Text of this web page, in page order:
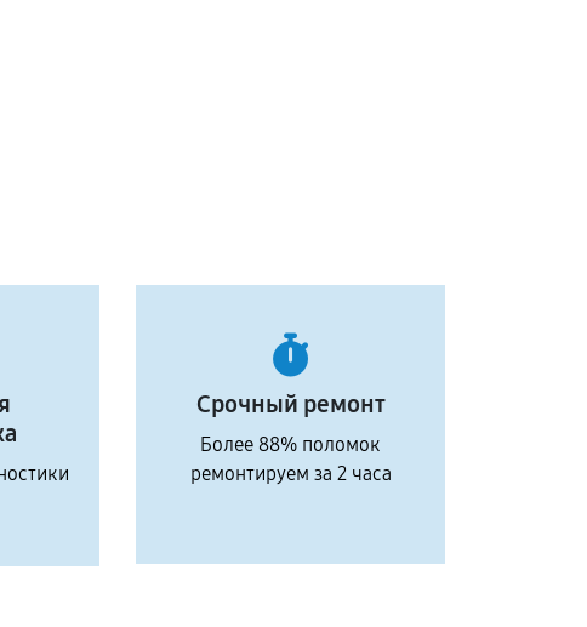
Срочный ремонт
Более 88% поломок
ремонтируем за 2 часа